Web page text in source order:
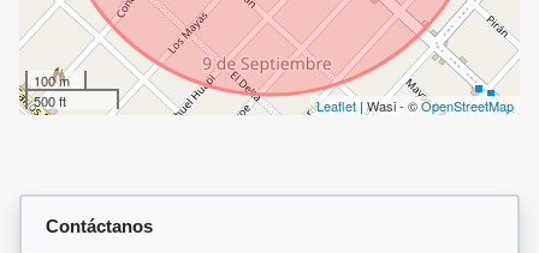
100 m
500 ft
Leaflet | Wasi - ©OpenStreetMap
Contáctanos